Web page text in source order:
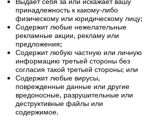
принадлежность к какому-либо
физическому или юридическому лицу;
Содержит любые нежелательные
рекламные акции, рекламу или
предложения;
Содержит любую частную или личную
информацию третьей стороны без
согласия такой третьей стороны; или
Содержит любые вирусы,
поврежденные данные или другие
вредоносные, разрушительные или
деструктивные файлы или
содержимое.